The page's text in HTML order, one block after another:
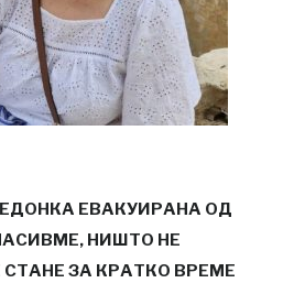
ЕВАКУИРАНА ОД
НИШТО НЕ
ЗА КРАТКО ВРЕМЕ